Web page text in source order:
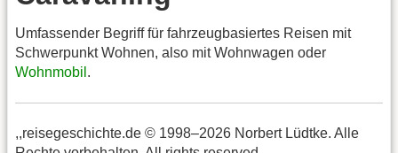
Umfassender Begriff für fahrzeugbasiertes Reisen mit
Schwerpunkt Wohnen, also mit Wohnwagen oder
Wohnmobil .
,,reisegeschichte.de © 1998–2026 Norbert Lüdtke. Alle